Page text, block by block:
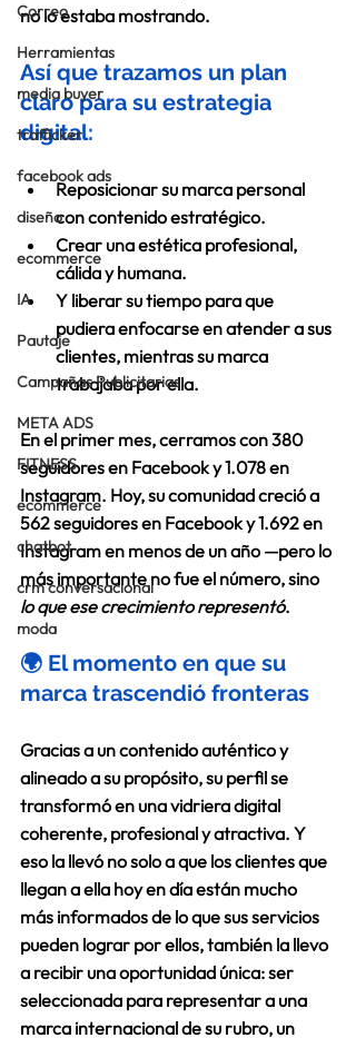
Correo
Herramientas
media buyer
trafficker
facebook ads
diseño
ecommerce
IA
Pautaje
Campañas Publicitarias
META ADS
FITNESS
ecommerce
chatbot
crm conversacional
moda
no lo estaba mostrando.
Así que trazamos un plan
claro para su estrategia
digital:
Reposicionar su marca personal
con contenido estratégico.
Crear una estética profesional,
cálida y humana.
Y liberar su tiempo para que
pudiera enfocarse en atender a sus
clientes, mientras su marca
trabajaba por ella.
En el primer mes, cerramos con 380
seguidores en Facebook y 1.078 en
Instagram. Hoy, su comunidad creció a
562 seguidores en Facebook y 1.692 en
Instagram en menos de un año —pero lo
más importante no fue el número, sino
lo que ese crecimiento representó.
🌍 El momento en que su
marca trascendió fronteras
Gracias a un contenido auténtico y
alineado a su propósito, su perfil se
transformó en una vidriera digital
coherente, profesional y atractiva. Y
eso la llevó no solo a que los clientes que
llegan a ella hoy en día están mucho
más informados de lo que sus servicios
pueden lograr por ellos, también la llevo
a recibir una oportunidad única: ser
seleccionada para representar a una
marca internacional de su rubro, un